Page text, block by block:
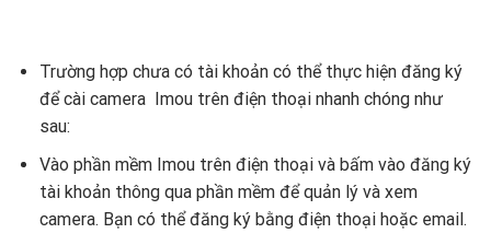
Trường hợp chưa có tài khoản có thể thực hiện đăng ký
để cài camera Imou trên điện thoại nhanh chóng như
sau:
Vào phần mềm Imou trên điện thoại và bấm vào đăng ký
tài khoản thông qua phần mềm để quản lý và xem
camera. Bạn có thể đăng ký bằng điện thoại hoặc email.